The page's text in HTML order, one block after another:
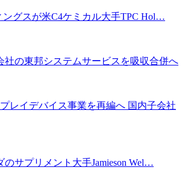
ングスが米C4ケミカル大手TPC Hol…
社の東邦システムサービスを吸収合併へ
レイデバイス事業を再編へ 国内子会社
サプリメント大手Jamieson Wel…